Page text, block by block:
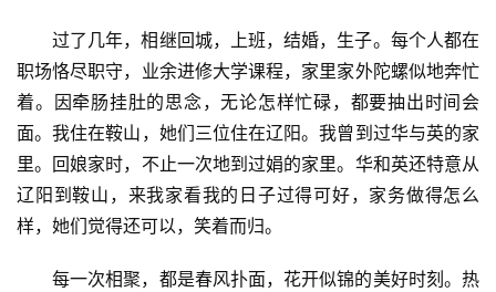
过了几年，相继回城，上班，结婚，生子。每个人都在
职场恪尽职守，业余进修大学课程，家里家外陀螺似地奔忙
着。因牵肠挂肚的思念，无论怎样忙碌，都要抽出时间会
面。我住在鞍山，她们三位住在辽阳。我曾到过华与英的家
里。回娘家时，不止一次地到过娟的家里。华和英还特意从
辽阳到鞍山，来我家看我的日子过得可好，家务做得怎么
样，她们觉得还可以，笑着而归。
每一次相聚，都是春风扑面，花开似锦的美好时刻。热